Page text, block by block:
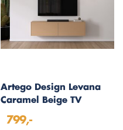
Artego Design Levana
Caramel Beige TV
799,-